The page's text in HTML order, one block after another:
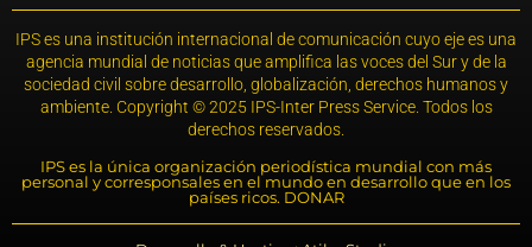
IPS es una institución internacional de comunicación cuyo eje es una
agencia mundial de noticias que amplifica las voces del Sur y de la
sociedad civil sobre desarrollo, globalización, derechos humanos y
ambiente. Copyright © 2025 IPS-Inter Press Service. Todos los
derechos reservados.
IPS es la única organización periodística mundial con más
personal y corresponsales en el mundo en desarrollo que en los
países ricos. DONAR